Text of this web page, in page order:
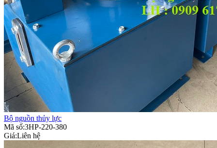
Bộ nguồn thủy lực
Mã số:3HP-220-380
Giá:Liên hệ